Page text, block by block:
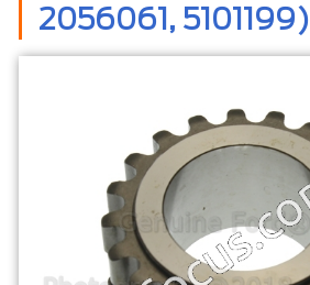
2056061, 5101199)